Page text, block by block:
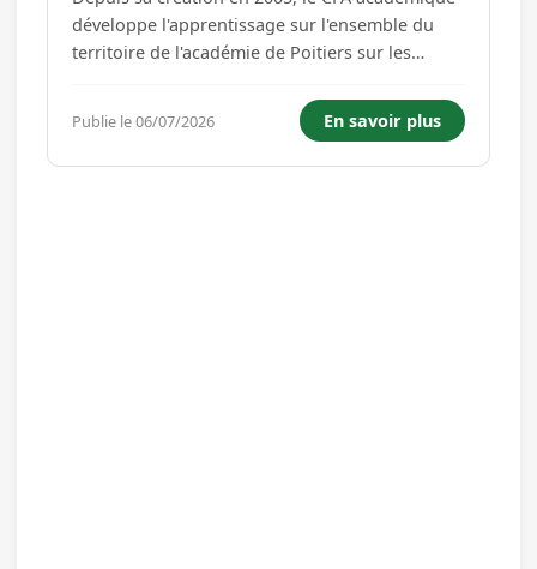
développe l'apprentissage sur l'ensemble du
territoire de l'académie de Poitiers sur les
Maritime (17), les Deux-Sèvres (79) et la Vienne
(86). Le CFA académique propose des
formations en apprentissage...
Publie le 06/07/2026 En savoir plus